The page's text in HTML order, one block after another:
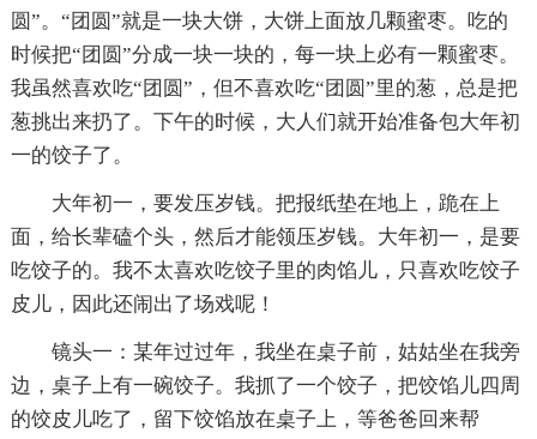
圆”。“团圆”就是一块大饼，大饼上面放几颗蜜枣。吃的
时候把“团圆”分成一块一块的，每一块上必有一颗蜜枣。
我虽然喜欢吃“团圆”，但不喜欢吃“团圆”里的葱，总是把
葱挑出来扔了。下午的时候，大人们就开始准备包大年初
一的饺子了。
大年初一，要发压岁钱。把报纸垫在地上，跪在上
面，给长辈磕个头，然后才能领压岁钱。大年初一，是要
吃饺子的。我不太喜欢吃饺子里的肉馅儿，只喜欢吃饺子
皮儿，因此还闹出了场戏呢！
镜头一：某年过过年，我坐在桌子前，姑姑坐在我旁
边，桌子上有一碗饺子。我抓了一个饺子，把饺馅儿四周
的饺皮儿吃了，留下饺馅放在桌子上，等爸爸回来帮